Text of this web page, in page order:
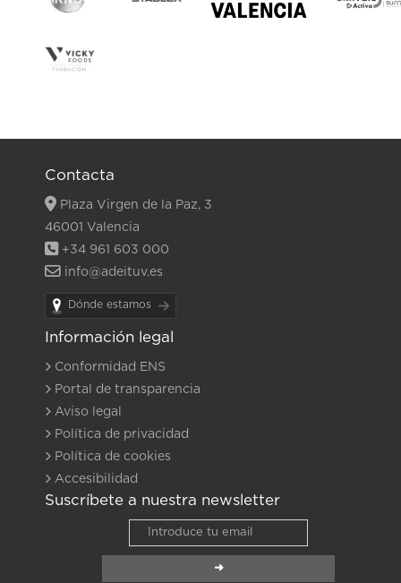
Contacta
Plaza Virgen de la Paz, 3
46001 Valencia
+34 961 603 000
info@adeituv.es
Dónde estamos
Información legal
Conformidad ENS
Portal de transparencia
Aviso legal
Política de privacidad
Política de cookies
Accesibilidad
Suscríbete a nuestra newsletter